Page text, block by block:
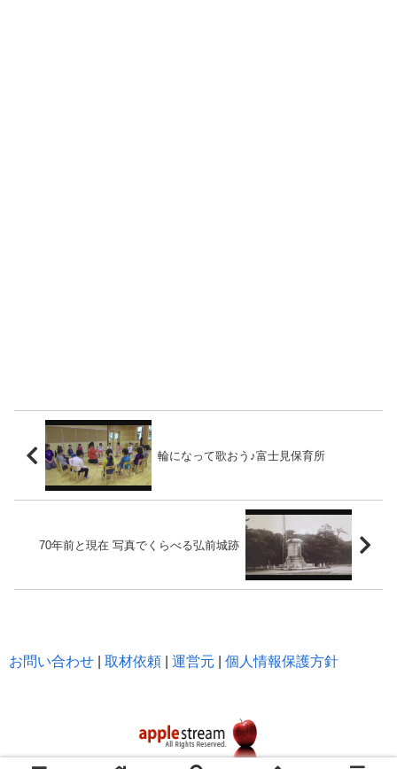
輪になって歌おう♪富士見保育所
70年前と現在 写真でくらべる弘前城跡
お問い合わせ 取材依頼 運営元 個人情報保護方針